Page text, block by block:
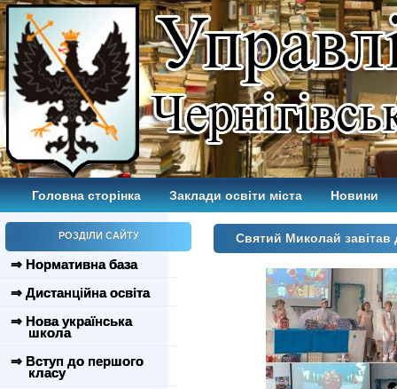
Головна сторінка Заклади освіти міста Новини
РОЗДІЛИ САЙТУ
⇒ Нормативна база
⇒ Дистанційна освіта
⇒ Нова українська
школа
⇒ Вступ до першого
класу
Святий Миколай